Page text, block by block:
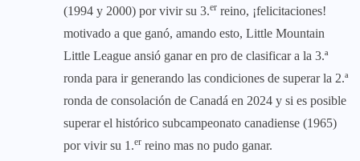
(1994 y 2000) por vivir su 3.er reino, ¡felicitaciones!
motivado a que ganó, amando esto, Little Mountain
Little League ansió ganar en pro de clasificar a la 3.ª
ronda para ir generando las condiciones de superar la 2.ª
ronda de consolación de Canadá en 2024 y si es posible
superar el histórico subcampeonato canadiense (1965)
por vivir su 1.er reino mas no pudo ganar.